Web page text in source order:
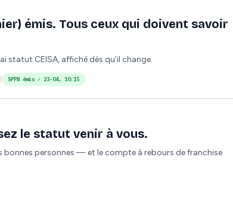
émis. Tous ceux qui doivent savoir
statut CEISA, affiché dès qu'il change.
SPPB émis ✓ 23-04, 10:15
le statut venir à vous.
bonnes personnes — et le compte à rebours de franchise